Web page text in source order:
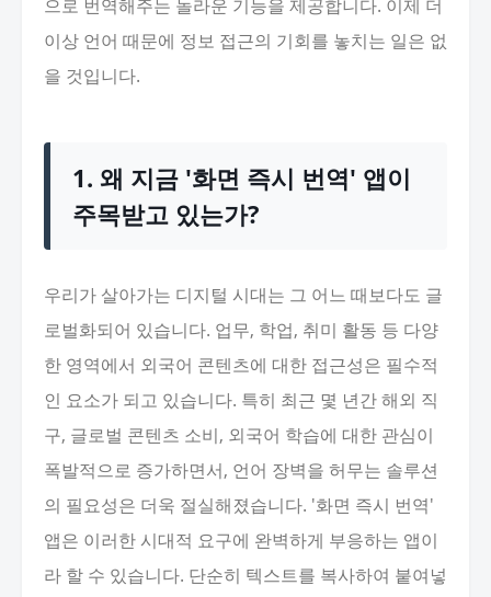
으로 번역해주는 놀라운 기능을 제공합니다. 이제 더
이상 언어 때문에 정보 접근의 기회를 놓치는 일은 없
을 것입니다.
1. 왜 지금 '화면 즉시 번역' 앱이
주목받고 있는가?
우리가 살아가는 디지털 시대는 그 어느 때보다도 글
로벌화되어 있습니다. 업무, 학업, 취미 활동 등 다양
한 영역에서 외국어 콘텐츠에 대한 접근성은 필수적
인 요소가 되고 있습니다. 특히 최근 몇 년간 해외 직
구, 글로벌 콘텐츠 소비, 외국어 학습에 대한 관심이
폭발적으로 증가하면서, 언어 장벽을 허무는 솔루션
의 필요성은 더욱 절실해졌습니다. '화면 즉시 번역'
앱은 이러한 시대적 요구에 완벽하게 부응하는 앱이
라 할 수 있습니다. 단순히 텍스트를 복사하여 붙여넣